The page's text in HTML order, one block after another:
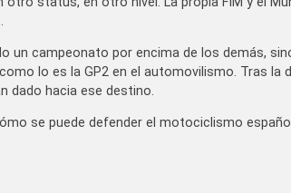
un campeonato por encima de los demás,
lo es la GP2 en el automovilismo. Tras la
dado hacia ese destino.
se puede defender el motociclismo